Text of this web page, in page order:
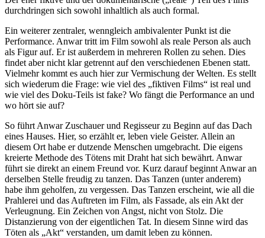
durchdringen sich sowohl inhaltlich als auch formal.
Ein weiterer zentraler, wenngleich ambivalenter Punkt ist die
Performance. Anwar tritt im Film sowohl als reale Person als auch
als Figur auf. Er ist außerdem in mehreren Rollen zu sehen. Dies
findet aber nicht klar getrennt auf den verschiedenen Ebenen statt.
Vielmehr kommt es auch hier zur Vermischung der Welten. Es stellt
sich wiederum die Frage: wie viel des „fiktiven Films“ ist real und
wie viel des Doku-Teils ist fake? Wo fängt die Performance an und
wo hört sie auf?
So führt Anwar Zuschauer und Regisseur zu Beginn auf das Dach
eines Hauses. Hier, so erzählt er, leben viele Geister. Allein an
diesem Ort habe er dutzende Menschen umgebracht. Die eigens
kreierte Methode des Tötens mit Draht hat sich bewährt. Anwar
führt sie direkt an einem Freund vor. Kurz darauf beginnt Anwar an
derselben Stelle freudig zu tanzen. Das Tanzen (unter anderem)
habe ihm geholfen, zu vergessen. Das Tanzen erscheint, wie all die
Prahlerei und das Auftreten im Film, als Fassade, als ein Akt der
Verleugnung. Ein Zeichen von Angst, nicht von Stolz. Die
Distanzierung von der eigentlichen Tat. In diesem Sinne wird das
Töten als „Akt“ verstanden, um damit leben zu können.